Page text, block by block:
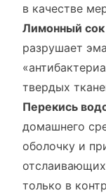
в качестве
Лимонный сок
разрушает
твердых
Перекись
домашнего
оболочку и
только в